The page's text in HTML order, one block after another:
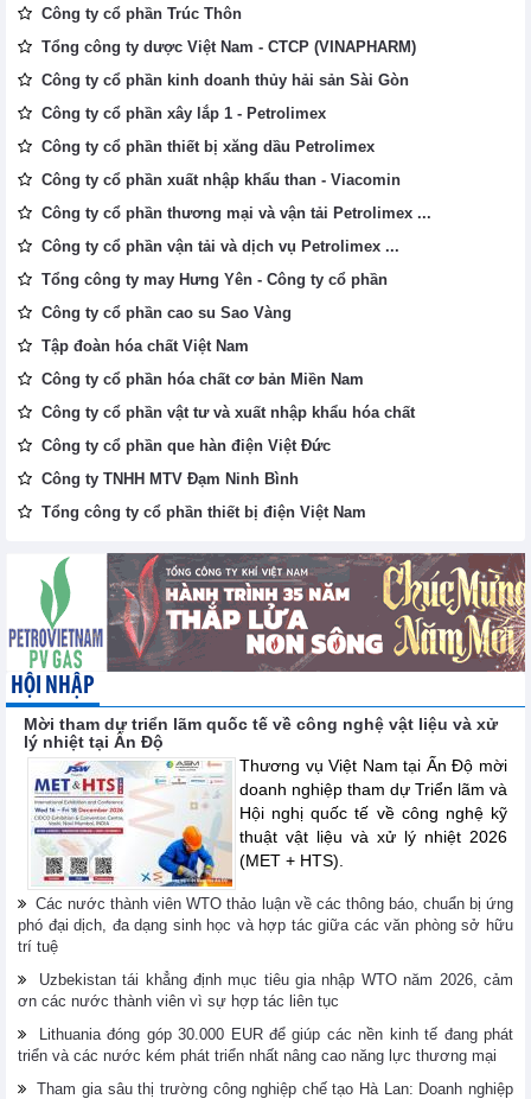
Công ty cổ phần Trúc Thôn
Tổng công ty dược Việt Nam - CTCP (VINAPHARM)
Công ty cổ phần kinh doanh thủy hải sản Sài Gòn
Công ty cổ phần xây lắp 1 - Petrolimex
Công ty cổ phần thiết bị xăng dầu Petrolimex
Công ty cổ phần xuất nhập khẩu than - Viacomin
Công ty cổ phần thương mại và vận tải Petrolimex ...
Công ty cổ phần vận tải và dịch vụ Petrolimex ...
Tổng công ty may Hưng Yên - Công ty cổ phần
Công ty cổ phần cao su Sao Vàng
Tập đoàn hóa chất Việt Nam
Công ty cổ phần hóa chất cơ bản Miền Nam
Công ty cổ phần vật tư và xuất nhập khẩu hóa chất
Công ty cổ phần que hàn điện Việt Đức
Công ty TNHH MTV Đạm Ninh Bình
Tổng công ty cổ phần thiết bị điện Việt Nam
HỘI NHẬP
Mời tham dự triển lãm quốc tế về công nghệ vật liệu và xử
lý nhiệt tại Ấn Độ
Thương vụ Việt Nam tại Ấn Độ mời
doanh nghiệp tham dự Triển lãm và
Hội nghị quốc tế về công nghệ kỹ
thuật vật liệu và xử lý nhiệt 2026
(MET + HTS).
Các nước thành viên WTO thảo luận về các thông báo, chuẩn bị ứng
phó đại dịch, đa dạng sinh học và hợp tác giữa các văn phòng sở hữu
trí tuệ
Uzbekistan tái khẳng định mục tiêu gia nhập WTO năm 2026, cảm
ơn các nước thành viên vì sự hợp tác liên tục
Lithuania đóng góp 30.000 EUR để giúp các nền kinh tế đang phát
triển và các nước kém phát triển nhất nâng cao năng lực thương mại
Tham gia sâu thị trường công nghiệp chế tạo Hà Lan: Doanh nghiệp